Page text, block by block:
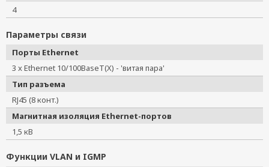
4
Параметры связи
Порты Ethernet
3 x Ethernet 10/100BaseT(X) - 'витая пара'
Тип разъема
RJ45 (8 конт.)
Магнитная изоляция Ethernet-портов
1,5 кВ
Функции VLAN и IGMP